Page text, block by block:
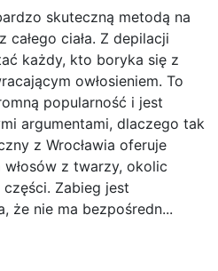
skuteczną metodą na
całego ciała. Z depilacji
każdy, kto boryka się z
owłosieniem. To
popularność i jest
argumentami, dlaczego tak
z Wrocławia oferuje
włosów z twarzy, okolic
Zabieg jest
że nie ma bezpośredn...